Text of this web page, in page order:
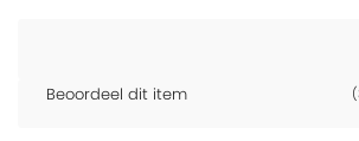
Beoordeel dit item